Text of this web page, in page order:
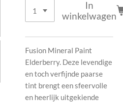
In
winkelwagen
Fusion Mineral Paint
Elderberry. Deze levendige
en toch verfijnde paarse
tint brengt een sfeervolle
en heerlijk uitgekiende